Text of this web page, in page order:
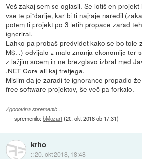
Veš zakaj sem se oglasil. Se lotiš en
vse te pi*darije, kar bi ti najraje naredil
potem ti projekt po 3 letih propade zarad
ignoriral.
Lahko pa probaš predvidet kako se bo tole
M$...) odvijalo z malo znanja ekonomije ter
z lažjim srcem in ne brezglavo izbral med
.NET Core ali kaj tretjega.
Mislim da je zaradi te ignorance propadlo
free software projektov, še več pa forkalo.
Zgodovina sprememb…
spremenilo:bMozart(20. okt 2018 ob 17:31)
krho
::20. okt 2018, 18:48